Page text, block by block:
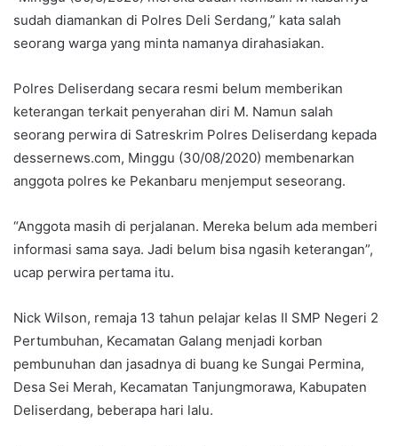
sudah diamankan di Polres Deli Serdang,” kata salah
seorang warga yang minta namanya dirahasiakan.
Polres Deliserdang secara resmi belum memberikan
keterangan terkait penyerahan diri M. Namun salah
seorang perwira di Satreskrim Polres Deliserdang kepada
dessernews.com, Minggu (30/08/2020) membenarkan
anggota polres ke Pekanbaru menjemput seseorang.
“Anggota masih di perjalanan. Mereka belum ada memberi
informasi sama saya. Jadi belum bisa ngasih keterangan”,
ucap perwira pertama itu.
Nick Wilson, remaja 13 tahun pelajar kelas II SMP Negeri 2
Pertumbuhan, Kecamatan Galang menjadi korban
pembunuhan dan jasadnya di buang ke Sungai Permina,
Desa Sei Merah, Kecamatan Tanjungmorawa, Kabupaten
Deliserdang, beberapa hari lalu.